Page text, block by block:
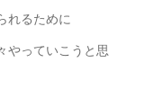
れるために
やっていこうと思